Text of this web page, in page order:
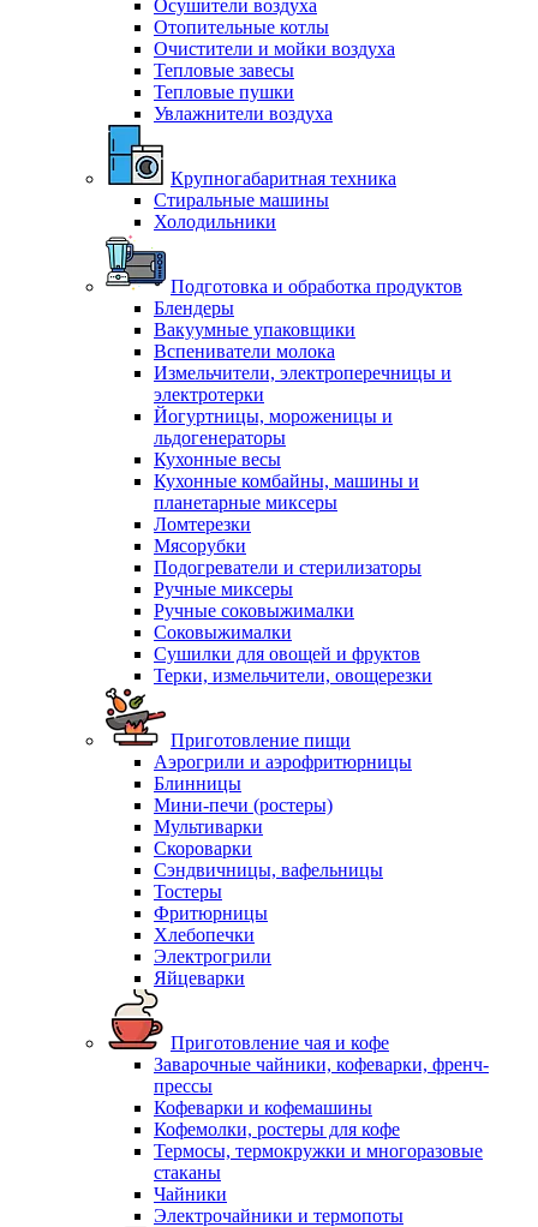
Осушители воздуха
Отопительные котлы
Очистители и мойки воздуха
Тепловые завесы
Тепловые пушки
Увлажнители воздуха
Крупногабаритная техника
Стиральные машины
Холодильники
Подготовка и обработка продуктов
Блендеры
Вакуумные упаковщики
Вспениватели молока
Измельчители, электроперечницы и
электротерки
Йогуртницы, мороженицы и
льдогенераторы
Кухонные весы
Кухонные комбайны, машины и
планетарные миксеры
Ломтерезки
Мясорубки
Подогреватели и стерилизаторы
Ручные миксеры
Ручные соковыжималки
Соковыжималки
Сушилки для овощей и фруктов
Терки, измельчители, овощерезки
Приготовление пищи
Аэрогрили и аэрофритюрницы
Блинницы
Мини-печи (ростеры)
Мультиварки
Скороварки
Сэндвичницы, вафельницы
Тостеры
Фритюрницы
Хлебопечки
Электрогрили
Яйцеварки
Приготовление чая и кофе
Заварочные чайники, кофеварки, френч-
прессы
Кофеварки и кофемашины
Кофемолки, ростеры для кофе
Термосы, термокружки и многоразовые
стаканы
Чайники
Электрочайники и термопоты